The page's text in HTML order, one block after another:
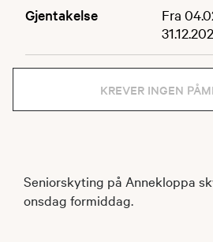
Gjentakelse
Fra
KREVER INGEN
Seniorskyting på Annekloppa
onsdag formiddag.